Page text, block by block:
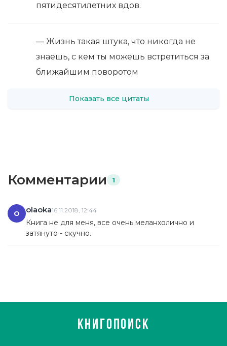
пятидесятилетних вдов.
— Жизнь такая штука, что никогда не
знаешь, с кем ты можешь встретиться за
ближайшим поворотом
Показать все цитаты
Комментарии 1
O olaoka16.11.2018, 12:44
Книга не для меня, все очень меланхолично и
затянуто - скучно.
КНИГОПОИСК